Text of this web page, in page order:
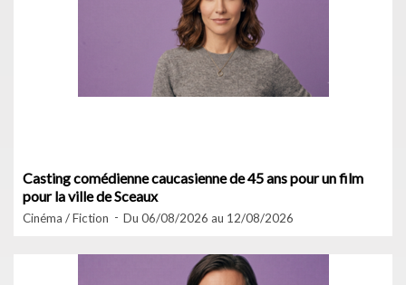
Casting comédienne caucasienne de 45 ans pour un film
pour la ville de Sceaux
Cinéma / Fiction Du 06/08/2026 au 12/08/2026